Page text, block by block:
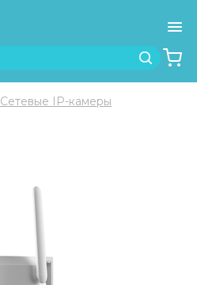
Найти
Сетевые IP-камеры